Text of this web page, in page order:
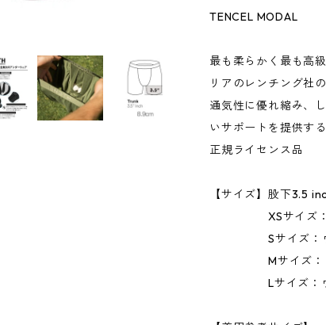
TENCEL MODAL
最も柔らかく最も高
リアのレンチング社
通気性に優れ縮み、
いサポートを提供す
正規ライセンス品
【サイズ】股下3.5
XSサイズ：ウ
Sサイズ：ウエ
Mサイズ：ウエ
Lサイズ：ウエ